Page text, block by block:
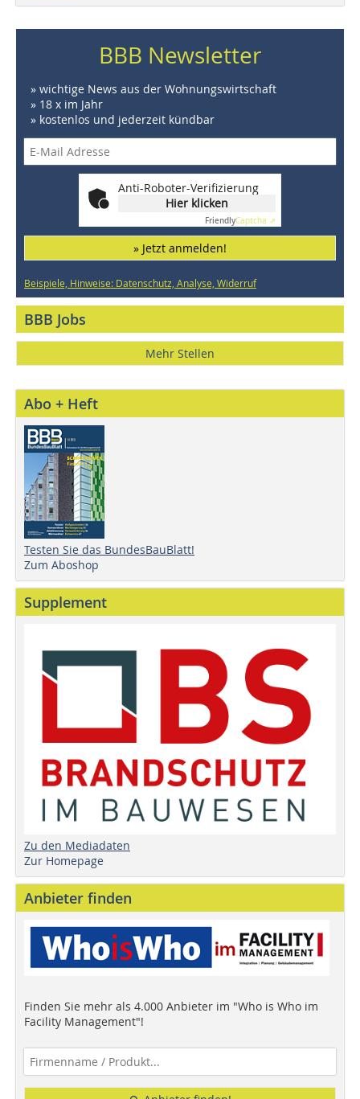
BBB Newsletter
» wichtige News aus der Wohnungswirtschaft
» 18 x im Jahr
» kostenlos und jederzeit kündbar
Anti-Roboter-Verifizierung
Hier klicken
FriendlyCaptcha ⇗
» Jetzt anmelden!
Beispiele, Hinweise: Datenschutz, Analyse, Widerruf
BBB Jobs
Mehr Stellen
Abo + Heft
Testen Sie das BundesBauBlatt!
Zum Aboshop
Supplement
Zu den Mediadaten
Zur Homepage
Anbieter finden
Finden Sie mehr als 4.000 Anbieter im "Who is Who im
Facility Management"!